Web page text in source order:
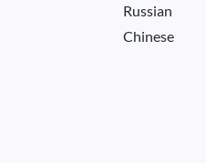
Russian
Chinese